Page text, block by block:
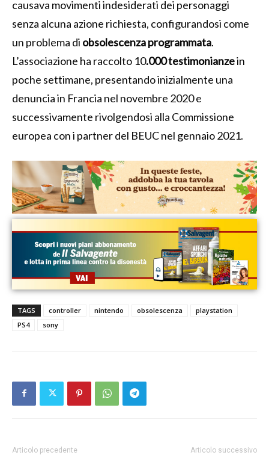
causava movimenti indesiderati dei personaggi
senza alcuna azione richiesta, configurandosi come
un problema di obsolescenza programmata.
L’associazione ha raccolto 10.000 testimonianzein
poche settimane, presentando inizialmente una
denuncia in Francia nel novembre 2020 e
successivamente rivolgendosi alla Commissione
europea con i partner del BEUC nel gennaio 2021.
TAGS controller nintendo obsolescenza
playstation
PS4
sony
Articolo precedente Articolo successivo